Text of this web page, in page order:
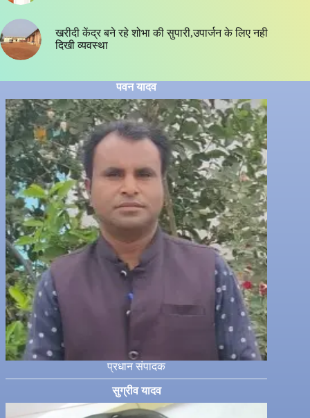
खरीदी केंद्र बने रहे शोभा की सुपारी,उपार्जन के लिए नही
दिखी व्यवस्था
पवन यादव
प्रधान संपादक
सुग्रीव यादव